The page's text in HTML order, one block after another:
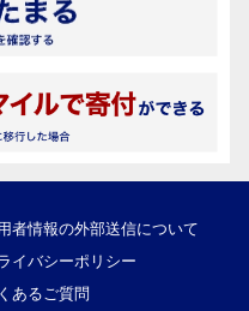
者情報の外部送信について
イバシーポリシー
あるご質問